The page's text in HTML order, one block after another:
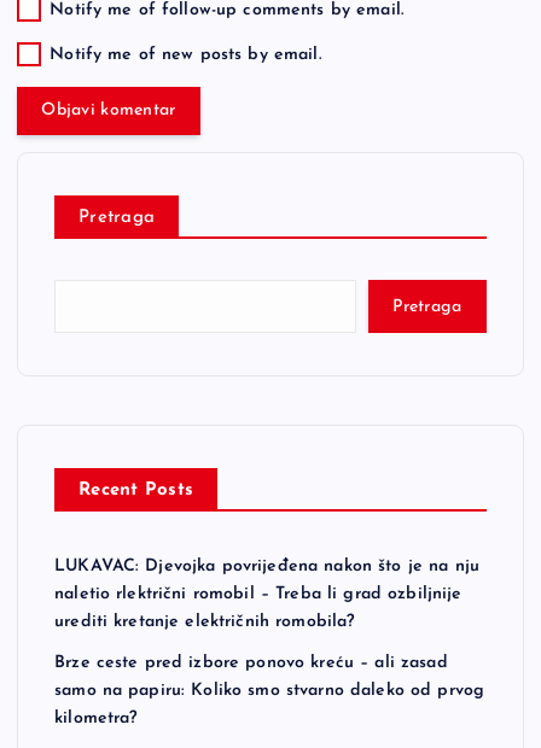
Notify me of follow-up comments by email.
Notify me of new posts by email.
Pretraga
Pretraga
Recent Posts
LUKAVAC: Djevojka povrijeđena nakon što je na nju
naletio rlektrični romobil – Treba li grad ozbiljnije
urediti kretanje električnih romobila?
Brze ceste pred izbore ponovo kreću – ali zasad
samo na papiru: Koliko smo stvarno daleko od prvog
kilometra?